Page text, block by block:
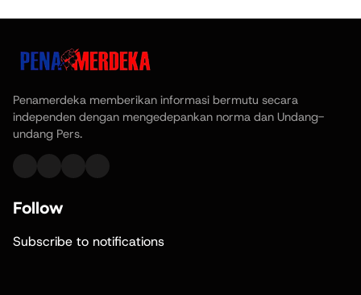
Penamerdeka memberikan informasi bermutu secara
independen dengan mengedepankan norma dan Undang-
undang Pers.
Follow
Subscribe to notifications